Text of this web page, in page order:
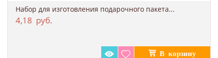
Набор для изготовления подарочного пакета...
4,18 руб.